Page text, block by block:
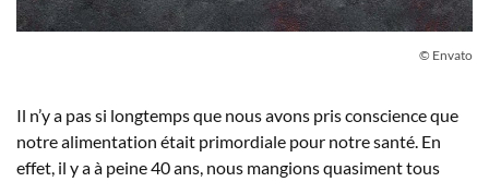
© Envato
Il n’y a pas si longtemps que nous avons pris conscience que
notre alimentation était primordiale pour notre santé. En
effet, il y a à peine 40 ans, nous mangions quasiment tous